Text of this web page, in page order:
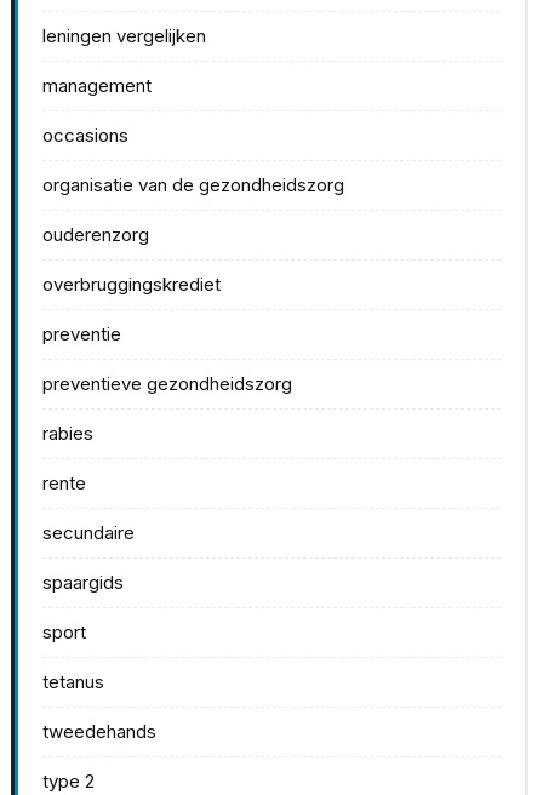
leningen vergelijken
management
occasions
organisatie van de gezondheidszorg
ouderenzorg
overbruggingskrediet
preventie
preventieve gezondheidszorg
rabies
rente
secundaire
spaargids
sport
tetanus
tweedehands
type 2